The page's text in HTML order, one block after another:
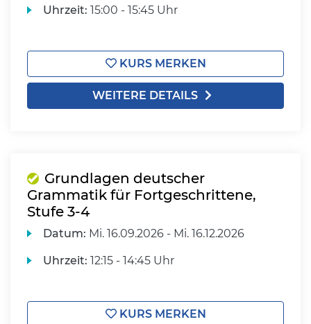
Uhrzeit: 15:00 - 15:45 Uhr
KURS MERKEN
WEITERE DETAILS
Grundlagen deutscher
Grammatik für Fortgeschrittene,
Stufe 3-4
Datum: Mi. 16.09.2026 - Mi. 16.12.2026
Uhrzeit: 12:15 - 14:45 Uhr
KURS MERKEN